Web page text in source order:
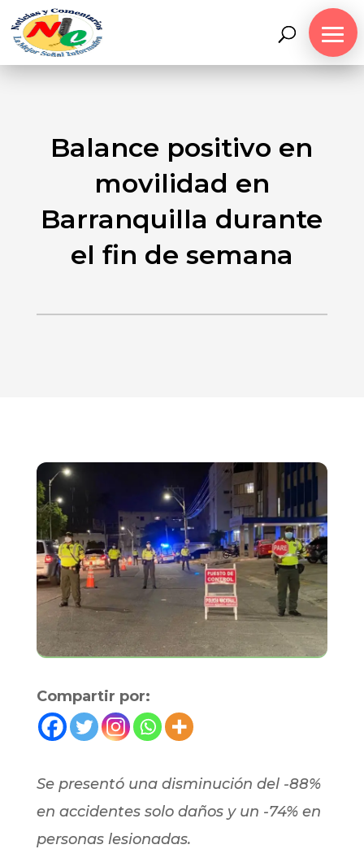
Balance positivo en
movilidad en
Barranquilla durante
el fin de semana
Compartir por:
Se presentó una disminución del -88%
en accidentes solo daños y un -74% en
personas lesionadas.